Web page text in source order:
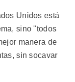
Unidos está
sino "todos
manera de
sin socavar